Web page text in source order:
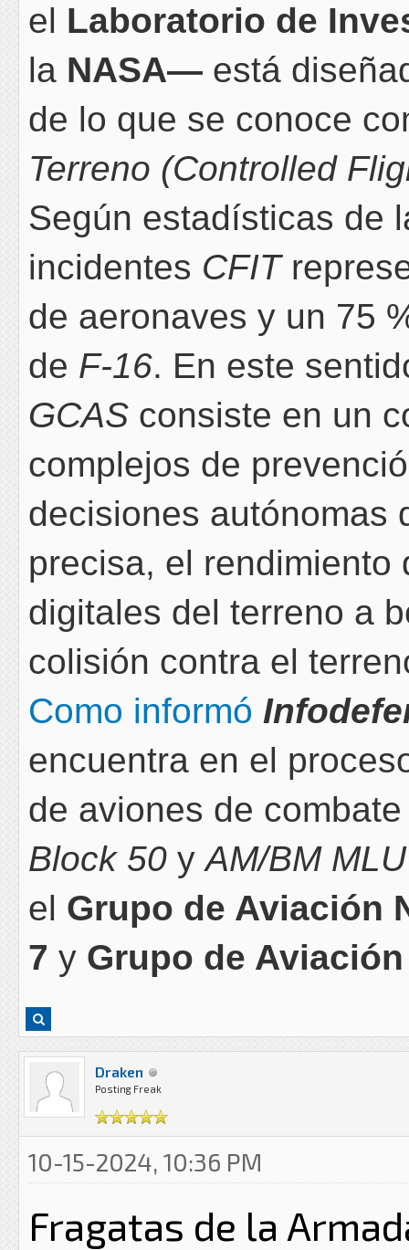
el Laboratorio de
la NASA— está
de lo que se conoce
Terreno (Controlled
Según estadísticas de
incidentes CFIT
de aeronaves y un 75
de F-16. En este
GCAS consiste en un
complejos de
decisiones autónomas
precisa, el rendimiento
digitales del terreno a
colisión contra el
Como informó
encuentra en el
de aviones de
Block 50 yAM/BM
el Grupo de Aviación
7 y Grupo de Aviación
Draken
Posting Freak
10-15-2024, 10:36 PM
Fragatas de la